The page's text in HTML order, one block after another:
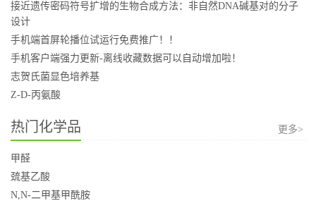
接近遗传密码符号扩增的生物合成方法：非自然DNA碱基对的分子
设计
手机端首屏轮播位试运行免费推广！！
手机客户端强力更新-离线收藏数据可以自动增加啦！
志贺氏菌显色培养基
Z-D-丙氨酸
热门化学品 更多>
甲醛
巯基乙酸
N,N-二甲基甲酰胺